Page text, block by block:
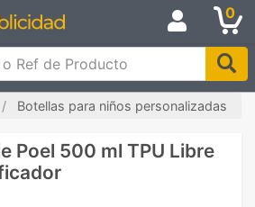
0
Ref de Producto
Botellas para niños personalizadas
Poel 500 ml TPU Libre